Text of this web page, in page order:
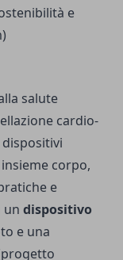
e
salute
cardio-
corpo,
e
un dispositivo
e una